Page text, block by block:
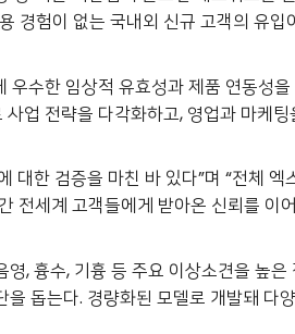
경험이 없는 국내외 신규 고객의 유입
수한 임상적 유효성과 제품 연동성
업 전략을 다각화하고, 영업과 마케
한 검증을 마친 바 있다”며 “전체
세계 고객들에게 받아온 신뢰를 이
흉수, 기흉 등 주요 이상소견을 높
돕는다. 경량화된 모델로 개발돼